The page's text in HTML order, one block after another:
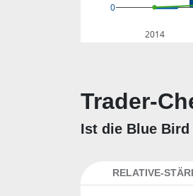
2014
0
Trader-
Ist die Blue
RELATIVE-